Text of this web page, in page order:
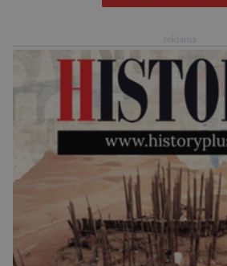
názvu nežije pouze v jižní
vyskytuje se rovněž v